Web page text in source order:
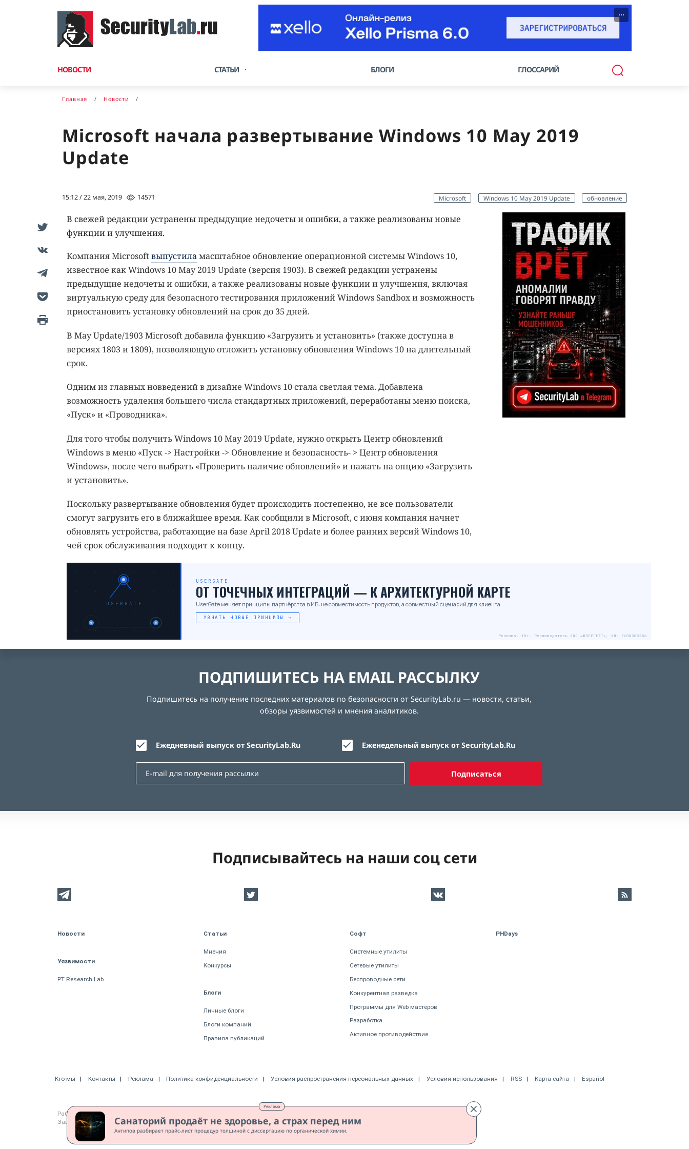
···
НОВОСТИ СТАТЬИ БЛОГИ ГЛОССАРИЙ
Реклама
Санаторий продаёт не здоровье, а страх перед ним
Антипов разбирает прайс-лист процедур толщиной с диссертацию по органической химии.
Главная Новости
Microsoft начала развертывание Windows 10 May 2019
Update
15:12 / 22 мая, 2019 14571 Microsoft Windows 10 May 2019 Update обновление
В свежей редакции устранены предыдущие недочеты и ошибки, а также реализованы новые
функции и улучшения.
Компания Microsoftвыпустиламасштабное обновление операционной системы Windows 10,
известное как Windows 10 May 2019 Update (версия 1903). В свежей редакции устранены
предыдущие недочеты и ошибки, а также реализованы новые функции и улучшения, включая
виртуальную среду для безопасного тестирования приложений Windows Sandbox и возможность
приостановить установку обновлений на срок до 35 дней.
В May Update/1903 Microsoft добавила функцию «Загрузить и установить» (также доступна в
версиях 1803 и 1809), позволяющую отложить установку обновления Windows 10 на длительный
срок.
Одним из главных новведений в дизайне Windows 10 стала светлая тема. Добавлена
возможность удаления большего числа стандартных приложений, переработаны меню поиска,
«Пуск» и «Проводника».
Для того чтобы получить Windows 10 May 2019 Update, нужно открыть Центр обновлений
Windows в меню «Пуск -> Настройки -> Обновление и безопасность- > Центр обновления
Windows», после чего выбрать «Проверить наличие обновлений» и нажать на опцию «Загрузить
и установить».
Поскольку развертывание обновления будет происходить постепенно, не все пользователи
смогут загрузить его в ближайшее время. Как сообщили в Microsoft, с июня компания начнет
обновлять устройства, работающие на базе April 2018 Update и более ранних версий Windows 10,
чей срок обслуживания подходит к концу.
USERGATE
USERGATE
ОТ ТОЧЕЧНЫХ ИНТЕГРАЦИЙ — К АРХИТЕКТУРНОЙ КАРТЕ
UserGate меняет принципы партнёрства в ИБ: не совместимость продуктов, а совместный сценарий для клиента.
УЗНАТЬ НОВЫЕ ПРИНЦИПЫ →
Реклама. 18+. Рекламодатель ООО «ЮЗЕРГЕЙТ», ИНН 5408308256
ПОДПИШИТЕСЬ НА EMAIL РАССЫЛКУ
Подпишитесь на получение последних материалов по безопасности от SecurityLab.ru — новости, статьи,
обзоры уязвимостей и мнения аналитиков.
Ежедневный выпуск от SecurityLab.Ru Еженедельный выпуск от SecurityLab.Ru
Подписаться
Подписывайтесь на наши соц сети
Новости
Уязвимости
PT Research Lab
Статьи
Мнения
Конкурсы
Блоги
Личные блоги
Блоги компаний
Правила публикаций
Софт
Системные утилиты
Сетевые утилиты
Беспроводные сети
Конкурентная разведка
Программы для Web мастеров
Разработка
Активное противодействие
PHDays
Кто мы Контакты Реклама Политика конфиденциальности Условия распространения персональных данных Условия использования RSS Карта сайта Español
Работает на CMS "1С-Битрикс: Управление сайтом"
Защищено CURATOR